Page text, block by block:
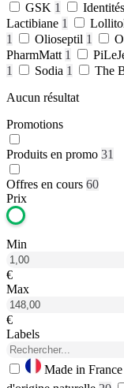
GSK 1 Identités
Lactibiane 1
1
Olioseptil 1
PharmMatt 1
1
Sodia 1 The
Aucun résultat
Promotions
Produits en promo 31
Offres en cours 60
Prix
Min
€
Max
€
Labels
Made in France